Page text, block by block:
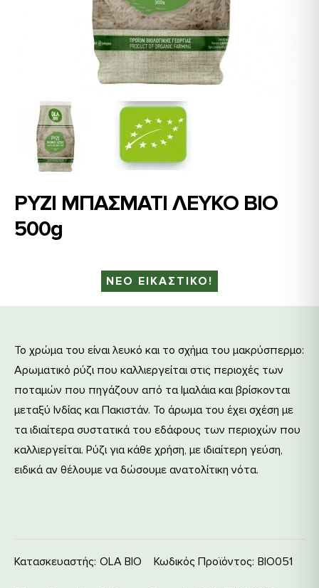
ΡΥΖΙ ΜΠΑΣΜΑΤΙ ΛΕΥΚΟ ΒΙΟ
500g
ΝΕΟ ΕΙΚΑΣΤΙΚΟ!
Κατασκευαστής: OLA BIO Κωδικός Προϊόντος: ΒΙΟ051
Το χρώμα του είναι λευκό και το σχήμα του μακρύσπερμο:
Αρωματικό ρύζι που καλλιεργείται στις περιοχές των
ποταμών που πηγάζουν από τα Ιμαλάια και βρίσκονται
μεταξύ Ινδίας και Πακιστάν. Το άρωμα του έχει σχέση με
τα ιδιαίτερα συστατικά του εδάφους των περιοχών που
καλλιεργείται. Ρύζι για κάθε χρήση, με ιδιαίτερη γεύση,
ειδικά αν θέλουμε να δώσουμε ανατολίτικη νότα.